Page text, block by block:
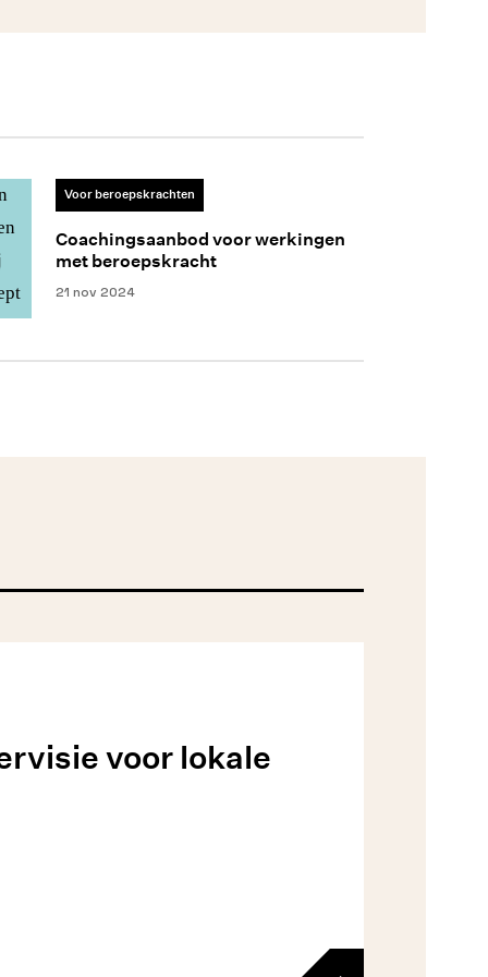
Voor beroepskrachten
Coachingsaanbod voor werkingen
met beroepskracht
21 nov 2024
voor lokale